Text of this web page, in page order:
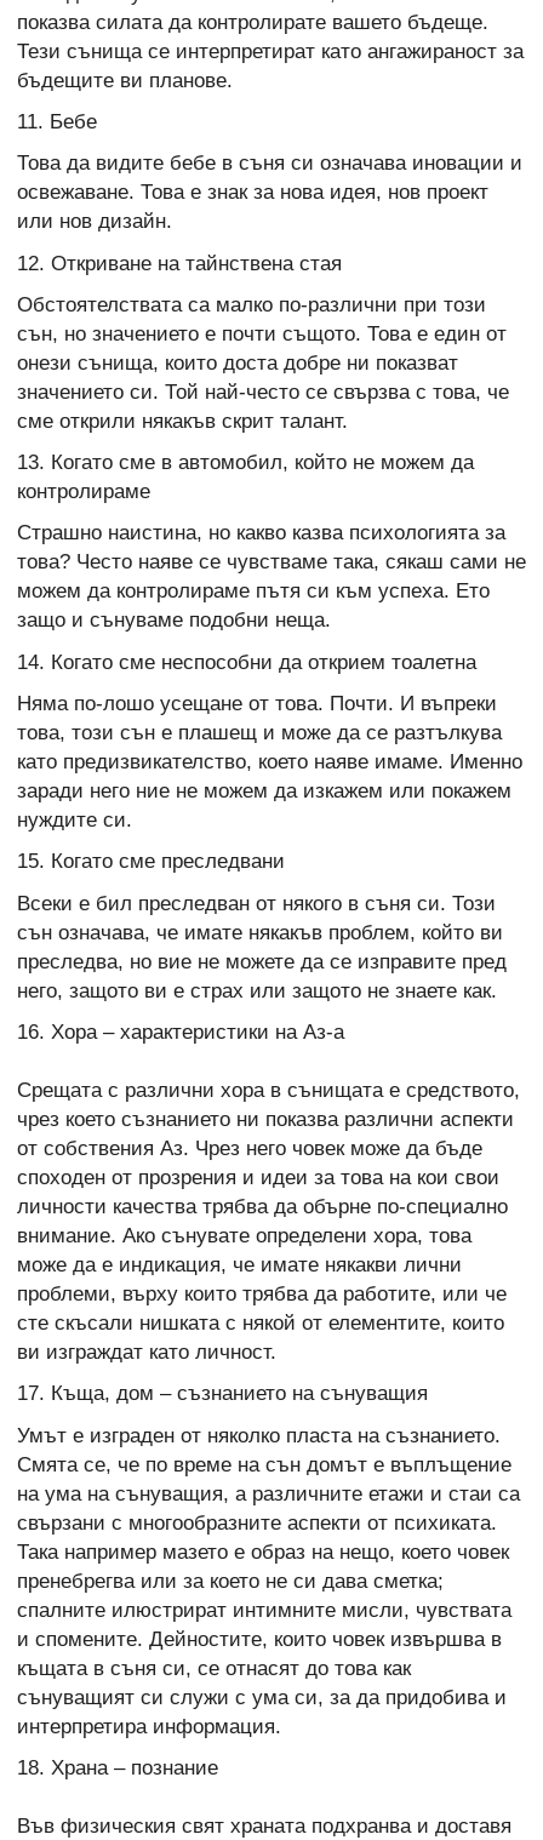
показва силата да контролирате вашето бъдеще.
Тези сънища се интерпретират като ангажираност за
бъдещите ви планове.
11. Бебе
Това да видите бебе в съня си означава иновации и
освежаване. Това е знак за нова идея, нов проект
или нов дизайн.
12. Откриване на тайнствена стая
Обстоятелствата са малко по-различни при този
сън, но значението е почти същото. Това е един от
онези сънища, които доста добре ни показват
значението си. Той най-често се свързва с това, че
сме открили някакъв скрит талант.
13. Когато сме в автомобил, който не можем да
контролираме
Страшно наистина, но какво казва психологията за
това? Често наяве се чувстваме така, сякаш сами не
можем да контролираме пътя си към успеха. Ето
защо и сънуваме подобни неща.
14. Когато сме неспособни да открием тоалетна
Няма по-лошо усещане от това. Почти. И въпреки
това, този сън е плашещ и може да се разтълкува
като предизвикателство, което наяве имаме. Именно
заради него ние не можем да изкажем или покажем
нуждите си.
15. Когато сме преследвани
Всеки е бил преследван от някого в съня си. Този
сън означава, че имате някакъв проблем, който ви
преследва, но вие не можете да се изправите пред
него, защото ви е страх или защото не знаете как.
16. Хора – характеристики на Аз-а
Срещата с различни хора в сънищата е средството,
чрез което съзнанието ни показва различни аспекти
от собствения Аз. Чрез него човек може да бъде
споходен от прозрения и идеи за това на кои свои
личности качества трябва да обърне по-специално
внимание. Ако сънувате определени хора, това
може да е индикация, че имате някакви лични
проблеми, върху които трябва да работите, или че
сте скъсали нишката с някой от елементите, които
ви изграждат като личност.
17. Къща, дом – съзнанието на сънуващия
Умът е изграден от няколко пласта на съзнанието.
Смята се, че по време на сън домът е въплъщение
на ума на сънуващия, а различните етажи и стаи са
свързани с многообразните аспекти от психиката.
Така например мазето е образ на нещо, което човек
пренебрегва или за което не си дава сметка;
спалните илюстрират интимните мисли, чувствата
и спомените. Дейностите, които човек извършва в
къщата в съня си, се отнасят до това как
сънуващият си служи с ума си, за да придобива и
интерпретира информация.
18. Храна – познание
Във физическия свят храната подхранва и доставя